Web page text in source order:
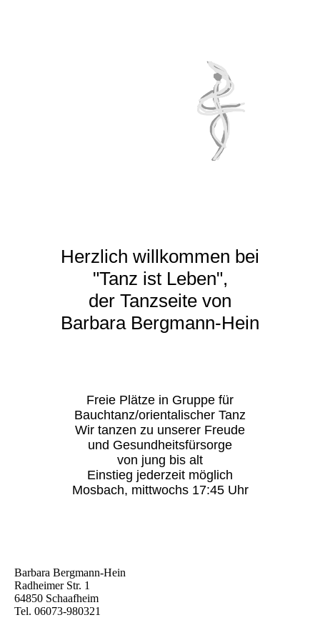
tanz ist leben
Herzlich willkommen bei
"Tanz ist Leben",
der Tanzseite von
Barbara Bergmann-Hein
Freie Plätze in Gruppe für
Bauchtanz/orientalischer Tanz
Wir tanzen zu unserer Freude
und Gesundheitsfürsorge
von jung bis alt
Einstieg jederzeit möglich
Mosbach, mittwochs 17:45 Uhr
Barbara Bergmann-Hein
Radheimer Str. 1
64850 Schaafheim
Tel. 06073-980321